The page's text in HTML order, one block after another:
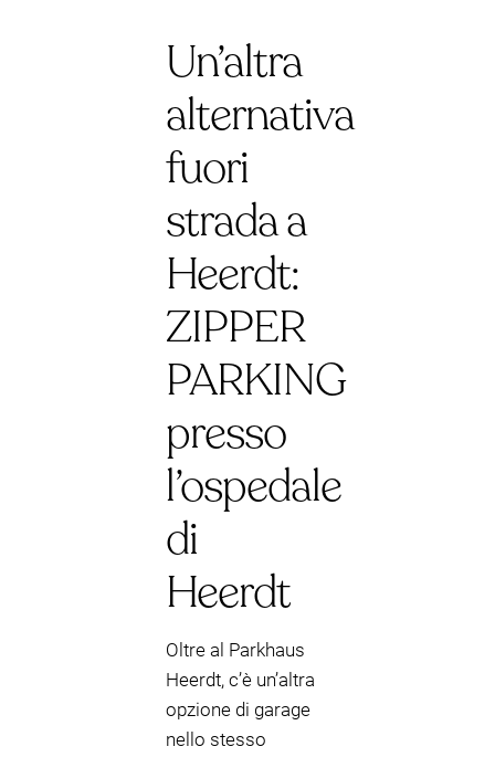
Un’altra
alternativa
fuori
strada a
Heerdt:
ZIPPER
PARKING
presso
l’ospedale
di
Heerdt
Oltre al Parkhaus
Heerdt, c’è un’altra
opzione di garage
nello stesso